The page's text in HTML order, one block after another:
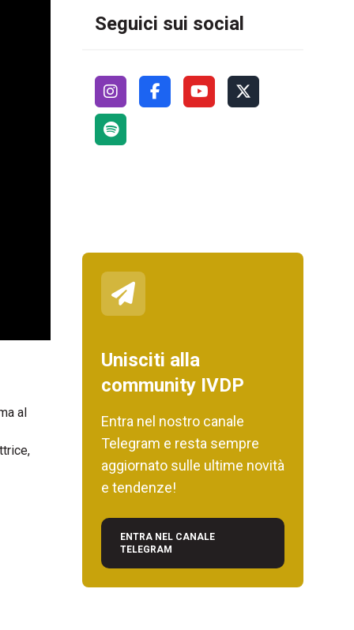
al
Seguici sui social
Unisciti alla
community IVDP
Entra nel nostro canale
Telegram e resta sempre
aggiornato sulle ultime novità
e tendenze!
ENTRA NEL CANALE
TELEGRAM